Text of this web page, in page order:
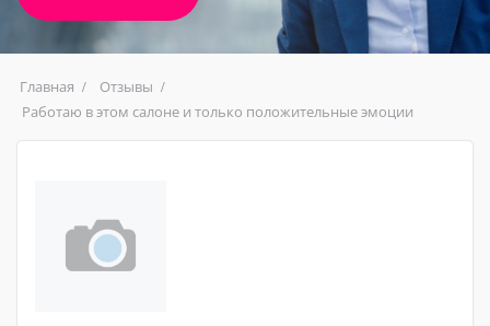
Главная
Отзывы
Работаю в этом салоне и только положительные эмоции